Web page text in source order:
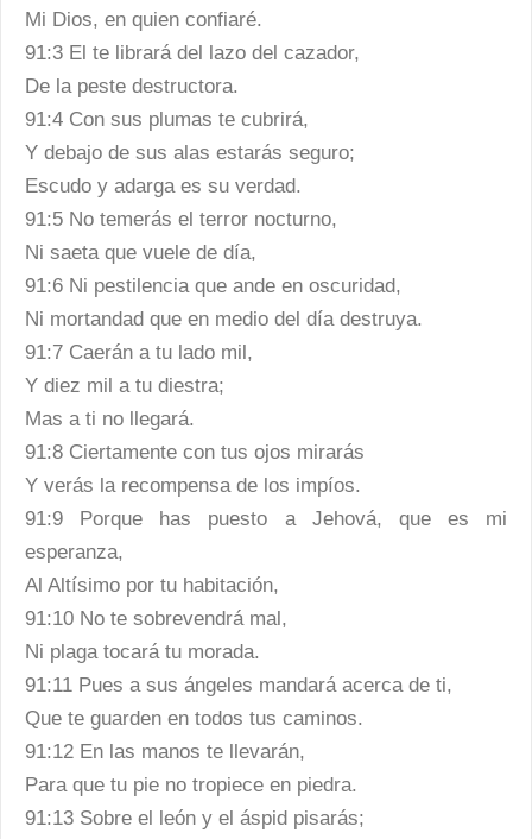
Mi Dios, en quien confiaré.
91:3 El te librará del lazo del cazador,
De la peste destructora.
91:4 Con sus plumas te cubrirá,
Y debajo de sus alas estarás seguro;
Escudo y adarga es su verdad.
91:5 No temerás el terror nocturno,
Ni saeta que vuele de día,
91:6 Ni pestilencia que ande en oscuridad,
Ni mortandad que en medio del día destruya.
91:7 Caerán a tu lado mil,
Y diez mil a tu diestra;
Mas a ti no llegará.
91:8 Ciertamente con tus ojos mirarás
Y verás la recompensa de los impíos.
91:9 Porque has puesto a Jehová, que es mi
esperanza,
Al Altísimo por tu habitación,
91:10 No te sobrevendrá mal,
Ni plaga tocará tu morada.
91:11 Pues a sus ángeles mandará acerca de ti,
Que te guarden en todos tus caminos.
91:12 En las manos te llevarán,
Para que tu pie no tropiece en piedra.
91:13 Sobre el león y el áspid pisarás;